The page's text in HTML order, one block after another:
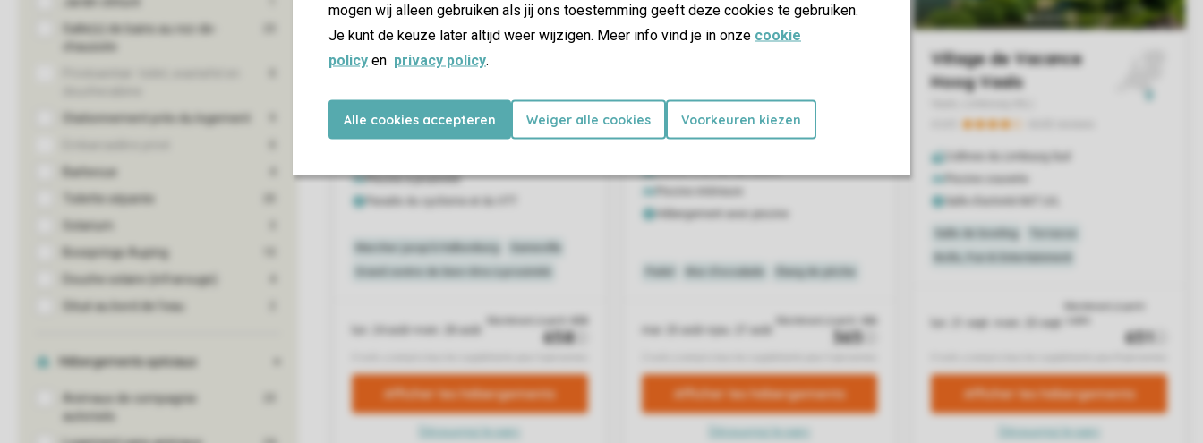
mogen wij alleen gebruiken als jij ons toestemming geeft deze cookies te gebruiken.
Je kunt de keuze later altijd weer wijzigen. Meer info vind je in onze cookie
policy en privacy policy.
Alle cookies accepteren Weiger alle cookies Voorkeuren kiezen